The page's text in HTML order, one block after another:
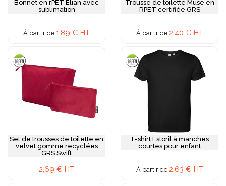
Bonnet en rPET Elian avec
sublimation
À partir de 1,89 € HT
Trousse de toilette Muse en
RPET certifiée GRS
À partir de 2,40 € HT
Set de trousses de toilette en
velvet gomme recyclées
GRS Swift
2,69 € HT
T-shirt Estoril à manches
courtes pour enfant
À partir de 2,63 € HT